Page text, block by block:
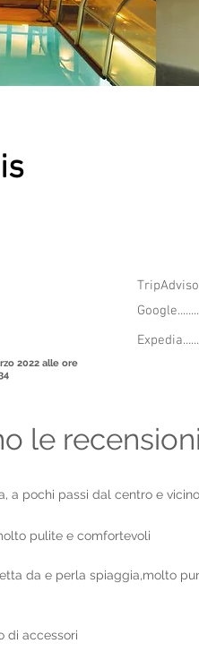
2022 alle ore
le
a pochi passi dal centro e
pulite e comfortevoli
da e perla spiaggia,molto
di accessori